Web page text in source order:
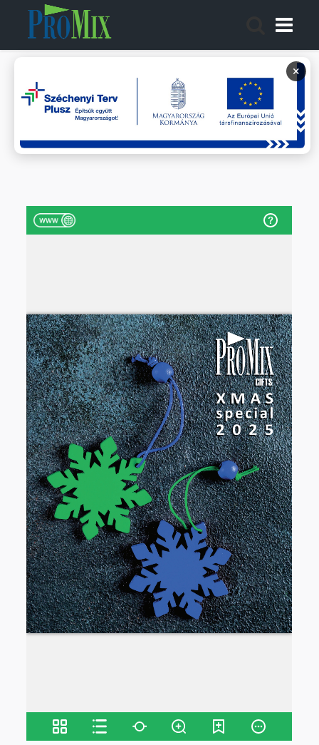
×
2026 GIFT&PROMO PRÉMIUM
GREAT
COLLECTION
GIFT MIX
EGYEDI
AJÁNDÉKTÁRGY ÖTLETEK